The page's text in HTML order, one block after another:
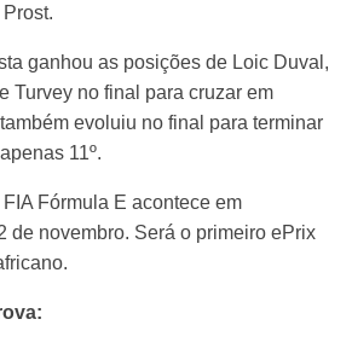
ganhou as posições de Loic Duval,
Turvey no final para cruzar em
evoluiu no final para terminar
11º.
Fórmula E acontece em
de novembro. Será o primeiro ePrix